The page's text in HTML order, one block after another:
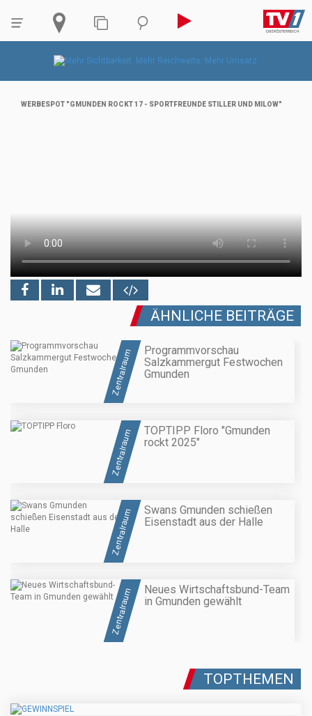
WERBESPOT "GMUNDEN ROCKT 17 - SPORTFREUNDE STILLER UND MILOW"
ÄHNLICHE BEITRÄGE
Zentralraum
Programmvorschau
Salzkammergut Festwochen
Gmunden
Zentralraum
TOPTIPP Floro "Gmunden
rockt 2025"
Zentralraum
Swans Gmunden schießen
Eisenstadt aus der Halle
Zentralraum
Neues Wirtschaftsbund-Team
in Gmunden gewählt
TOPTHEMEN